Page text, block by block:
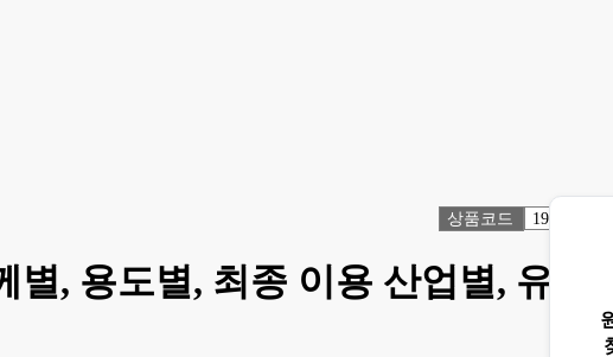
상품코드 1918716
, 용도별, 최종 이용 산업별, 유통